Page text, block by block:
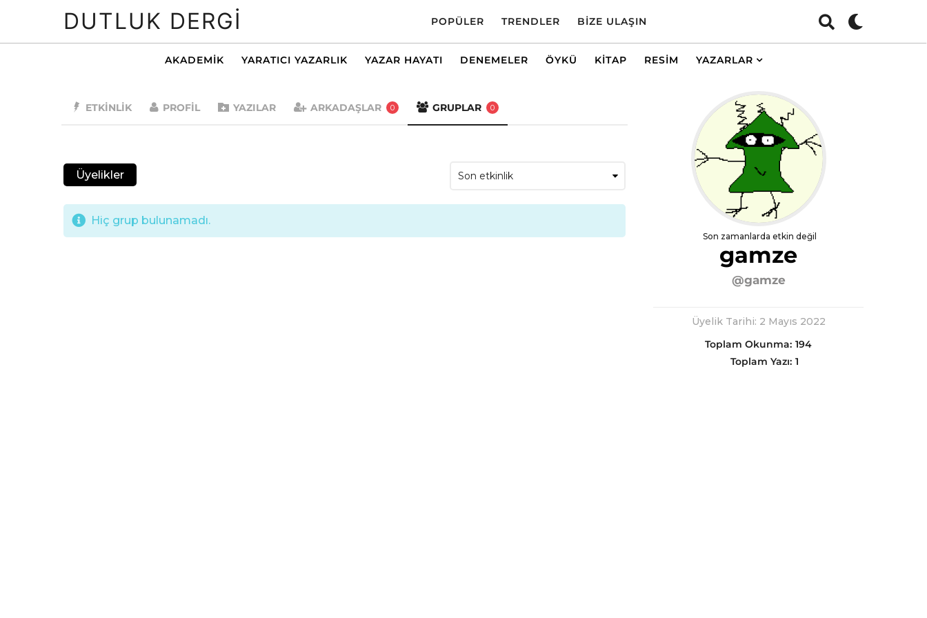
DUTLUK DERGI POPÜLER TRENDLER BIZE ULAŞIN
AKADEMIK YARATICI YAZARLIK YAZAR HAYATI DENEMELER ÖYKÜ KITAP RESIM YAZARLAR
Son zamanlarda etkin değil
gamze
@gamze
Üyelik Tarihi: 2 Mayıs 2022
Toplam Okunma: 194
Toplam Yazı: 1
ETKINLIK PROFIL YAZILAR ARKADAŞLAR 0 GRUPLAR 0
Üyelikler
Hiç grup bulunamadı.